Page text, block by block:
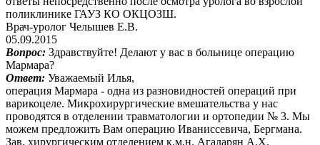
поликлинике ГАУЗ КО ОКЦОЗШ.
Врач-уролог Челышев Е.В.
05.09.2015
Вопрос: Здравствуйте! Делают у вас в больнице операцию
Мармара?
Ответ: Уважаемый Илья,
операция Мармара - одна из разновидностей операций при
варикоцеле. Микрохирургические вмешательства у нас
проводятся в отделении травматологии и ортопедии № 3. Мы
можем предложить Вам операцию Иваниссевича, Бергмана.
Зав. хирургическим отделением к.м.н. Агаларян А.Х.